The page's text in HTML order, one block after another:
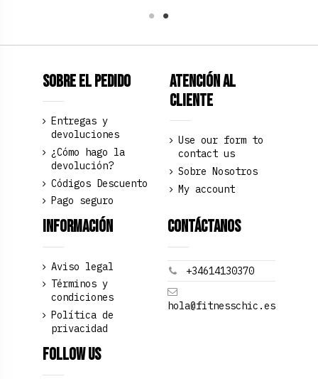
Sobre el pedido
Entregas y
devoluciones
¿Cómo hago la
devolución?
Códigos Descuento
Pago seguro
Atención al
Cliente
Use our form to
contact us
Sobre Nosotros
My account
Información
Aviso legal
Términos y
condiciones
Política de
privacidad
Contáctanos
+34614130370
hola@fitnesschic.es
Follow us